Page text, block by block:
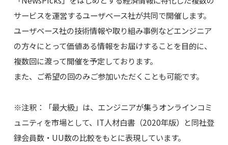
サービスを運営するユーザベース社が共同で開催します。
ユーザベース社の技術情報や取り組み事例などエンジニア
の方々にとって価値ある情報をお届けすることを目的に、
複数回に渡って開催を予定しております。
また、ご希望の回のみご参加いただくことも可能です。
※注釈：「最大級」は、エンジニアが集うオンラインコミ
ュニティを市場として、IT人材白書（2020年版）と同社登
録会員数・UU数の比較をもとに表現しています。